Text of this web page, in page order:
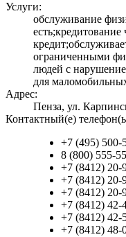
Услуги:
обслуживание
ограниченными
людей с
для
Адрес:
Пенза, ул.
Контактный(е)
+7 (495) 500-
8 (800) 555-
+7 (8412) 20-
+7 (8412) 20-
+7 (8412) 20-
+7 (8412) 42-
+7 (8412) 42-
+7 (8412) 48-